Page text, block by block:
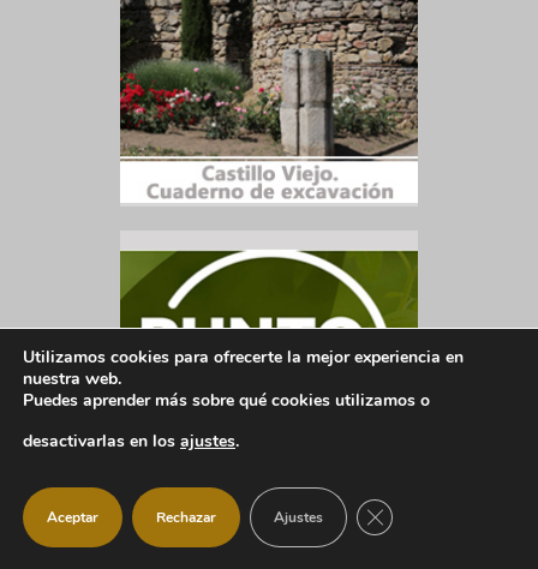
Utilizamos cookies para ofrecerte la mejor experiencia en
nuestra web.
Puedes aprender más sobre qué cookies utilizamos o
desactivarlas en los ajustes.
Aceptar Rechazar Ajustes CERRAR EL